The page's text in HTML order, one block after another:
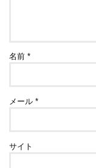
名前*
メール*
サイト